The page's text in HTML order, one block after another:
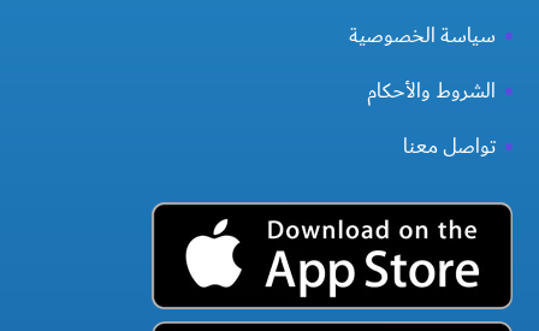
سياسة الخصوصية
الشروط والأحكام
تواصل معنا